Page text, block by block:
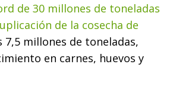
de 30 millones de toneladas
de la cosecha de
7,5 millones de toneladas,
en carnes, huevos y